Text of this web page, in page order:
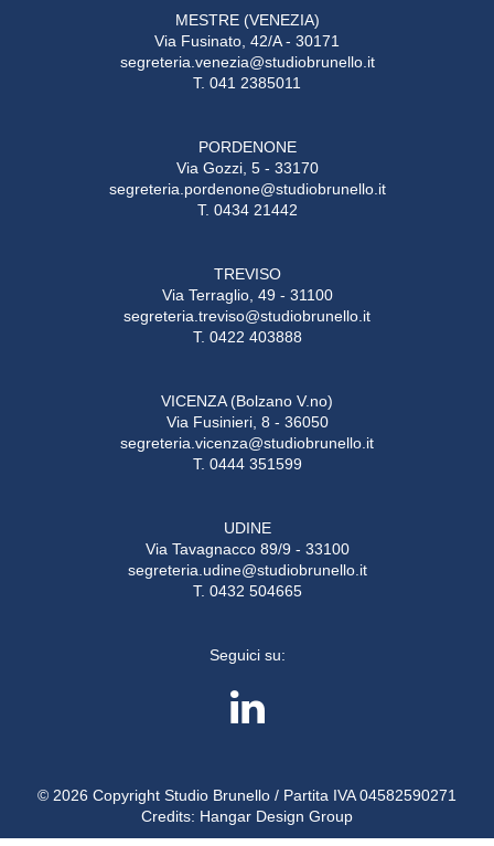
MESTRE (VENEZIA)
Via Fusinato, 42/A - 30171
segreteria.venezia@studiobrunello.it
T. 041 2385011
PORDENONE
Via Gozzi, 5 - 33170
segreteria.pordenone@studiobrunello.it
T. 0434 21442
TREVISO
Via Terraglio, 49 - 31100
segreteria.treviso@studiobrunello.it
T. 0422 403888
VICENZA (Bolzano V.no)
Via Fusinieri, 8 - 36050
segreteria.vicenza@studiobrunello.it
T. 0444 351599
UDINE
Via Tavagnacco 89/9 - 33100
segreteria.udine@studiobrunello.it
T. 0432 504665
Seguici su:
© 2026 Copyright Studio Brunello / Partita IVA 04582590271
Credits: Hangar Design Group